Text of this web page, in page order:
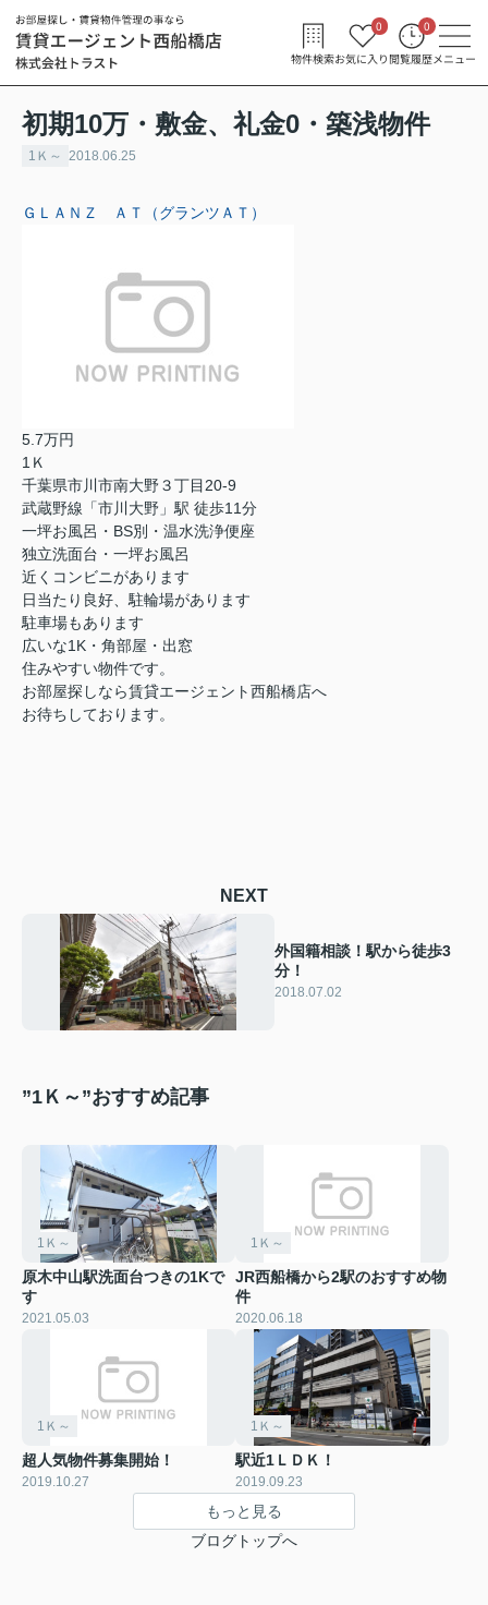
物件検索お気に入り
0
閲覧履歴
0
メニュー
初期10万・敷金、礼金0・築浅物件
1Ｋ～ 2018.06.25
ＧＬＡＮＺ ＡＴ（グランツＡＴ）
5.7万円
1Ｋ
千葉県市川市南大野３丁目20-9
武蔵野線「市川大野」駅 徒歩11分
一坪お風呂・BS別・温水洗浄便座
独立洗面台・一坪お風呂
近くコンビニがあります
日当たり良好、駐輪場があります
駐車場もあります
広いな1K・角部屋・出窓
住みやすい物件です。
お部屋探しなら賃貸エージェント西船橋店へ
お待ちしております。
NEXT
外国籍相談！駅から徒歩3
分！
2018.07.02
”1Ｋ～”おすすめ記事
1Ｋ～
原木中山駅洗面台つきの1Kで
す
2021.05.03
1Ｋ～
JR西船橋から2駅のおすすめ物
件
2020.06.18
1Ｋ～
超人気物件募集開始！
2019.10.27
1Ｋ～
駅近1ＬＤＫ！
2019.09.23
もっと見る
ブログトップへ